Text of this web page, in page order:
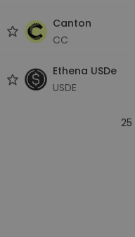
Canton
CC
Ethena USDe
USDE
25